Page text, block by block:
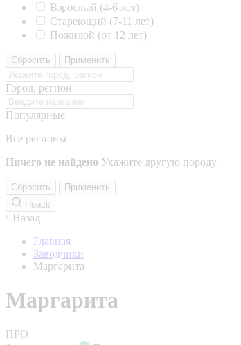
Взрослый (4-6 лет)
Стареющий (7-11 лет)
Пожилой (от 12 лет)
Сбросить Применить
Город, регион
Популярные
Все регионы
Ничего не найдено Укажите другую породу
Сбросить
Применить
Поиск
Назад
Главная
Заводчики
Маргарита
Маргарита
ПРО